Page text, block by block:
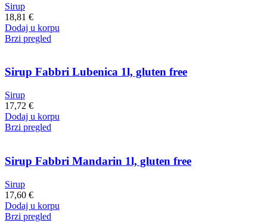
Sirup
18,81 €
Dodaj u korpu
Brzi pregled
Sirup Fabbri Lubenica 1l, gluten free
Sirup
17,72 €
Dodaj u korpu
Brzi pregled
Sirup Fabbri Mandarin 1l, gluten free
Sirup
17,60 €
Dodaj u korpu
Brzi pregled